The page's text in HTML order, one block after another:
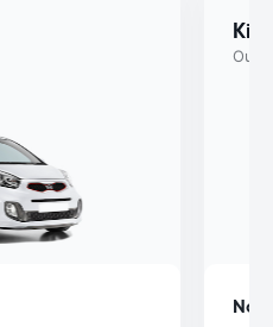
Kia
Ou
Nos